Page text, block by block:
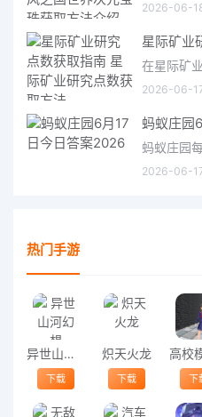
2026-06-
在星际矿
2026-06-
蚂蚁庄园
蚂蚁庄园
2026-06-
热门手游
异世山河幻想
下载
炽天火龙
下载 下